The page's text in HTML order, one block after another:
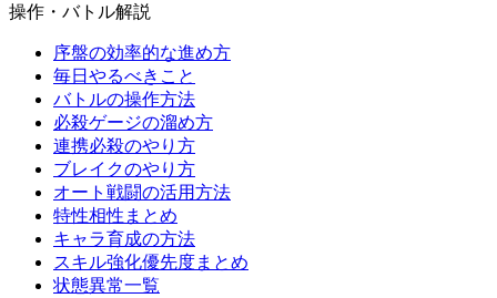
操作・バトル解説
序盤の効率的な進め方
毎日やるべきこと
バトルの操作方法
必殺ゲージの溜め方
連携必殺のやり方
ブレイクのやり方
オート戦闘の活用方法
特性相性まとめ
キャラ育成の方法
スキル強化優先度まとめ
状態異常一覧